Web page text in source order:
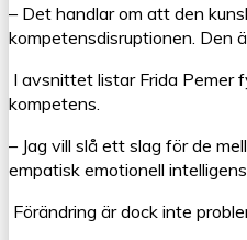
– Det handlar om att den
kompetensdisruptionen. Den
I avsnittet listar Frida Pemer
kompetens.
– Jag vill slå ett slag för de
empatisk emotionell
Förändring är dock inte